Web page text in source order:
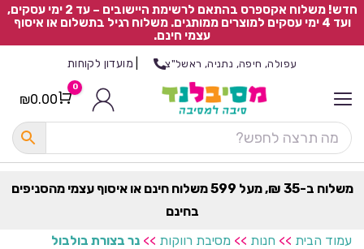
חדש! משלוח אקספרס בהתאם לרשימת היישובים – עד 2 ימי עסקים,
ועד 4 ימי עסקים למוצרים ממותגים. משלוח רגיל בתשלום או איסוף
עצמי חינם.
עפולה, חיפה, נתניה, ראשל"צ מועדון לקוחות
Cart
0
₪0.00
משלוח ב-35 ₪, מעל 599 משלוח חינם או איסוף עצמי מהסניפים
בחינם
עמוד הבית >> חנות >> מסיבת רווקות >> נר בצורת בולבול